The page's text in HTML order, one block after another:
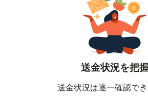
送金状況を把
送金状況は逐一確認でき